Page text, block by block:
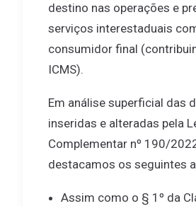
destino nas operações e
serviços interestaduais
consumidor final
ICMS).
Em análise superficial das
inseridas e alteradas pela
Complementar nº 190/
destacamos os seguintes
Assim como o § 1º da